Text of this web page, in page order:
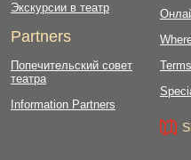
Экскурсии в театр
Partners
Попечительский совет
театра
Information Partners